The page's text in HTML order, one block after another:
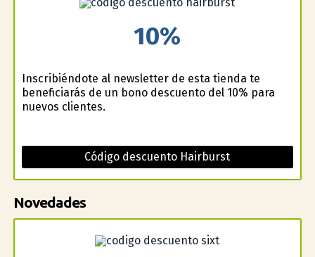
10%
Inscribiéndote al newsletter de esta tienda te
beneficiarás de un bono descuento del 10% para
nuevos clientes.
Código descuento Hairburst
Novedades